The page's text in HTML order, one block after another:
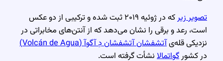
تصویر زیر
که در ژوئیه ۲۰۱۹ ثبت شده و ترکیبی از دو عکس
است، رعد و برقی را نشان می‌دهد که از آنتن‌های مخابراتی در
نزدیکی قله‌یآتشفشان آتشفشان دِ آگوآ (Volcán de Agua)
در کشورگواتمالانشأت گرفته است.